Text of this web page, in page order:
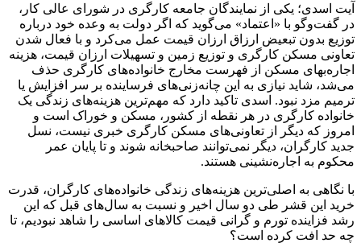
آیت اسدی؛ یکی از نمایندگان جامعه کارگری در شورای عالی کار،
در گفت‌وگو با «اعتماد» می‌گوید که اگر دولت به وعده خود درباره
توزیع بدون تبعیض ارزاق ارزان قیمت عمل می‌کرد و با فعال شدن
تعاونی مسکن کارگری و توزیع زمین و تسهیلات ارزان قیمت، هزینه
اجاره‌بهای مسکن از فهرست مخارج خانواده‌های کارگری حذف
می‌شد، شاید نیازی به این چانه‌زنی‌های فرساینده بر سر افزایش یا
ترمیم مزد نبود. اسدی تاکید دارد که مهم‌ترین هزینه‌های زندگی یک
خانواده کارگری در هر نقطه از کشور، مسکن و خوراک است و
امروز که دیگر از تعاونی‌های مسکن کارگری خبری نیست، نسل
جدید کارگران، دیگر نمی‌توانند صاحبخانه شوند و تا پایان عمر
محکوم به اجاره‌نشینی هستند.
با نگاهی به اصلی‌ترین هزینه‌های زندگی خانواده‌های کارگران، قدرت
خرید این قشر طی دو سال اخیر و نسبت به سال‌های قبل که این
رشد فزاینده تورم و گرانی قیمت کالاهای اساسی را شاهد نبودیم، تا
چه حد افت کرده است؟